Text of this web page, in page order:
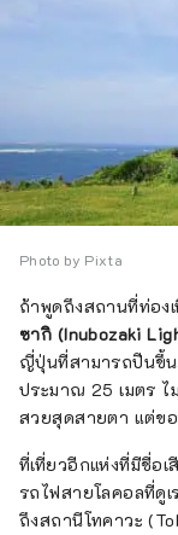
Photo by Pixta
ถ้าพูดถึงสถานที่ท่อง
ซากิ (Inubozaki
ญี่ปุ่นที่สามารถปีนขึ้
ประมาณ 25 เมตร ไ
สวยสุดสายตา แต่ขอ
ที่เที่ยวอีกแห่งที่มีชื่อเ
รถไฟสายโลคอลที่ดู
ถึงสถานีโทคาวะ